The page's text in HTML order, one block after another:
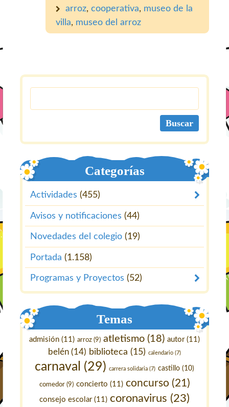
arroz, cooperativa, museo de la
villa, museo del arroz
Categorías
Actividades (455)
Avisos y notificaciones (44)
Novedades del colegio (19)
Portada (1.158)
Programas y Proyectos (52)
Temas
admisión (11) arroz (9) atletismo (18) autor(11)
belén (14) biblioteca (15) calendario (7)
carnaval (29) carrera solidaria (7) castillo (10)
comedor(9) concierto (11) concurso (21)
consejo escolar(11) coronavirus (23)